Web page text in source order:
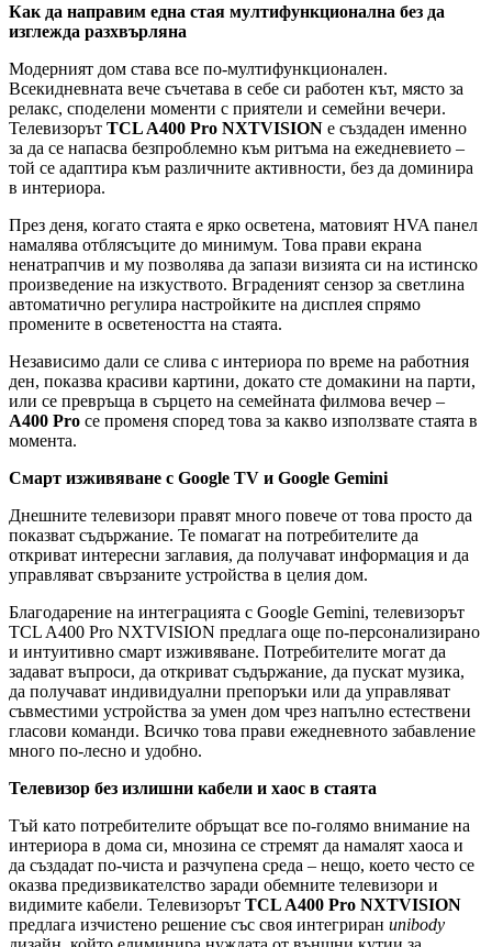
Как да направим една стая мултифункционална без да
изглежда разхвърляна
Модерният дом става все по-мултифункционален.
Всекидневната вече съчетава в себе си работен кът, място за
релакс, споделени моменти с приятели и семейни вечери.
Телевизорът TCL A400 Pro NXTVISION е създаден именно
за да се напасва безпроблемно към ритъма на ежедневието –
той се адаптира към различните активности, без да доминира
в интериора.
През деня, когато стаята е ярко осветена, матовият HVA панел
намалява отблясъците до минимум. Това прави екрана
ненатрапчив и му позволява да запази визията си на истинско
произведение на изкуството. Вграденият сензор за светлина
автоматично регулира настройките на дисплея спрямо
промените в осветеността на стаята.
Независимо дали се слива с интериора по време на работния
ден, показва красиви картини, докато сте домакини на парти,
или се превръща в сърцето на семейната филмова вечер –
A400 Pro се променя според това за какво използвате стаята в
момента.
Смарт изживяване с Google TV и Google Gemini
Днешните телевизори правят много повече от това просто да
показват съдържание. Те помагат на потребителите да
откриват интересни заглавия, да получават информация и да
управляват свързаните устройства в целия дом.
Благодарение на интеграцията с Google Gemini, телевизорът
TCL A400 Pro NXTVISION предлага още по-персонализирано
и интуитивно смарт изживяване. Потребителите могат да
задават въпроси, да откриват съдържание, да пускат музика,
да получават индивидуални препоръки или да управляват
съвместими устройства за умен дом чрез напълно естествени
гласови команди. Всичко това прави ежедневното забавление
много по-лесно и удобно.
Телевизор без излишни кабели и хаос в стаята
Тъй като потребителите обръщат все по-голямо внимание на
интериора в дома си, мнозина се стремят да намалят хаоса и
да създадат по-чиста и разчупена среда – нещо, което често се
оказва предизвикателство заради обемните телевизори и
видимите кабели. Телевизорът TCL A400 Pro NXTVISION
предлага изчистено решение със своя интегриран unibody